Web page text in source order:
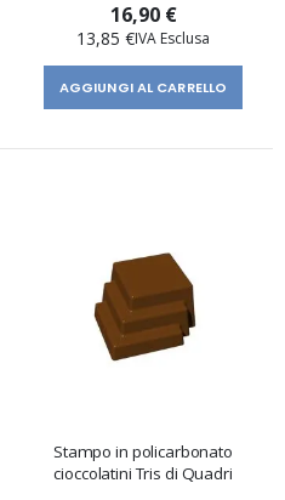
16,90 €
13,85 €
AGGIUNGI AL CARRELLO
Stampo in policarbonato
cioccolatini Tris di Quadri